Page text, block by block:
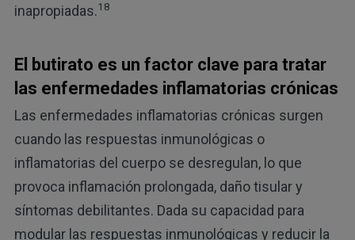
inapropiadas.18
El butirato es un factor clave para tratar
las enfermedades inflamatorias crónicas
Las enfermedades inflamatorias crónicas surgen
cuando las respuestas inmunológicas o
inflamatorias del cuerpo se desregulan, lo que
provoca inflamación prolongada, daño tisular y
síntomas debilitantes. Dada su capacidad para
modular las respuestas inmunológicas y reducir la